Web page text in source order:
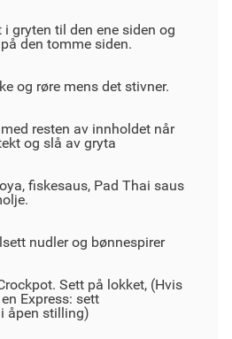
gryten til den ene siden og
den tomme siden.
og røre mens det stivner.
resten av innholdet når
og slå av gryta
fiskesaus, Pad Thai saus
nudler og bønnespirer
Sett på lokket, (Hvis
Express: sett
åpen stilling)